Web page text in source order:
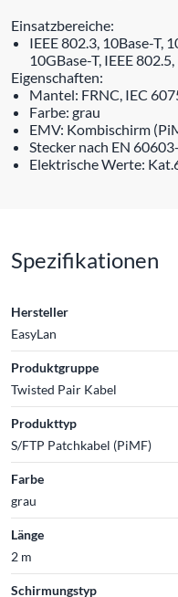
Einsatzbereiche:
IEEE 802.3, 10Base-T,
10GBase-T, IEEE
Eigenschaften:
Mantel: FRNC, IEC
Farbe: grau
EMV: Kombischirm
Stecker nach EN
Elektrische Werte:
Spezifikationen
Hersteller
EasyLan
Produktgruppe
Twisted Pair Kabel
Produkttyp
S/FTP Patchkabel (PiMF)
Farbe
grau
Länge
2 m
Schirmungstyp